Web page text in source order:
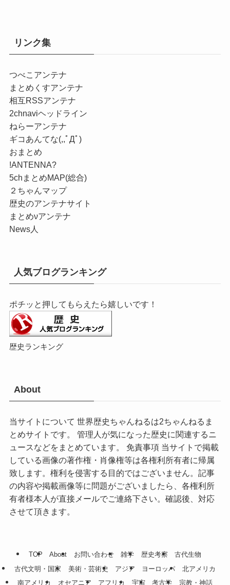
リンク集
つべこアンテナ
まとめくすアンテナ
相互RSSアンテナ
2chnaviヘッドライン
ねらーアンテナ
ギコあんてな(,,ﾟДﾟ)
おまとめ
!ANTENNA?
5chまとめMAP(総合)
２ちゃんマップ
歴史のアンテナサイト
まとめνアンテナ
News人
人気ブログランキング
ポチッと押してもらえたら嬉しいです！
歴史ランキング
About
当サイトについて 世界歴史ちゃんねるは2ちゃんねるま
とめサイトです。 管理人が気になった歴史に関連するニ
ュースなどをまとめています。 免責事項 当サイトで掲載
している画像の著作権・肖像権等は各権利所有者に帰属
致します。権利を侵害する目的ではございません。記事
の内容や掲載画像等に問題がございましたら、各権利所
有者様本人が直接メールでご連絡下さい。確認後、対応
させて頂きます。
TOP About お問い合わせ 雑学 歴史考察
古代生物
古代文明・国家
美術・芸術史 アジア ヨーロッパ
北アメリカ
南アメリカ
オセアニア アフリカ 宇宙 考古学 宗教・神話